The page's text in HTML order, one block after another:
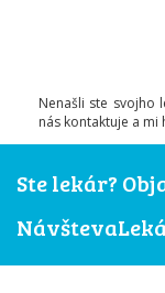
Nenašli ste svojho
nás kontaktuje a
Ste lekár?